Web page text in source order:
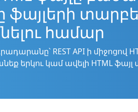
ֆայլերի
համար
REST API ի միջոցով
երկու կամ ավելի HTML ֆայլ